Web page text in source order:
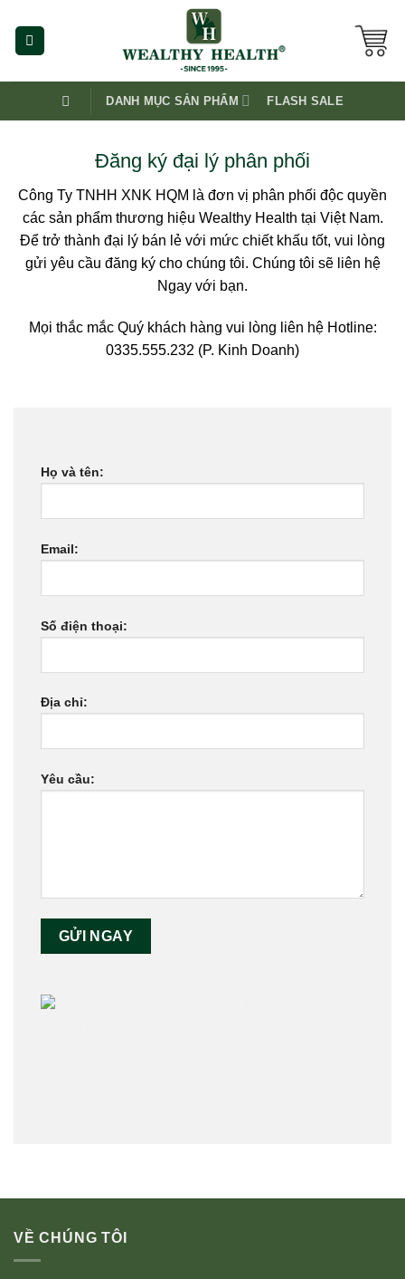
content
DANH MỤC SẢN PHẨM FLASH SALE
Đăng ký đại lý phân phối
Công Ty TNHH XNK HQM là đơn vị phân phối độc quyền
các sản phẩm thương hiệu Wealthy Health tại Việt Nam.
Để trở thành đại lý bán lẻ với mức chiết khấu tốt, vui lòng
gửi yêu cầu đăng ký cho chúng tôi. Chúng tôi sẽ liên hệ
Ngay với bạn.
Mọi thắc mắc Quý khách hàng vui lòng liên hệ Hotline:
0335.555.232 (P. Kinh Doanh)
Họ và tên:
Email:
Số điện thoại:
Địa chỉ:
Yêu cầu:
VỀ CHÚNG TÔI